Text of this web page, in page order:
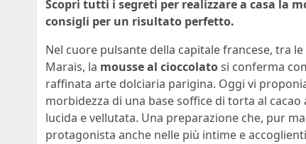
Scopri tutti i segreti per realizzare a casa la
consigli per un risultato perfetto.
Nel cuore pulsante della capitale francese, tra
Marais, la mousse al cioccolatosi conferma
raffinata arte dolciaria parigina. Oggi vi
morbidezza di una base soffice di torta al
lucida e vellutata. Una preparazione che, pur
protagonista anche nelle più intime e